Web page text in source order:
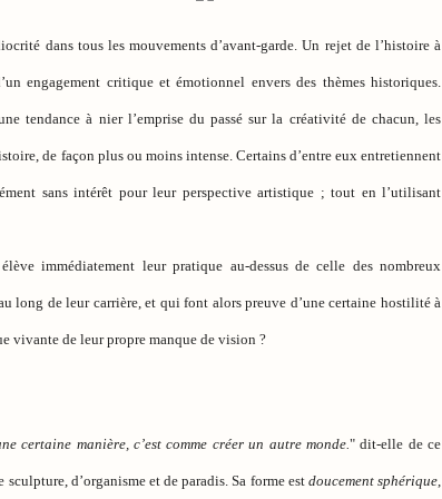
dans tous les mouvements d’avant-garde. Un rejet de l’histoire à
engagement critique et émotionnel envers des thèmes historiques.
tendance à nier l’emprise du passé sur la créativité de chacun, les
de façon plus ou moins intense. Certains d’entre eux entretiennent
sans intérêt pour leur perspective artistique ; tout en l’utilisant
immédiatement leur pratique au-dessus de celle des nombreux
long de leur carrière, et qui font alors preuve d’une certaine hostilité à
vivante de leur propre manque de vision ?
certaine manière, c’est comme créer un autre monde. " dit-elle de ce
d’organisme et de paradis. Sa forme est doucement sphérique